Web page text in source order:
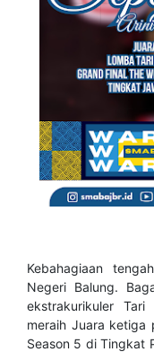
Kebahagiaan
Negeri Balung.
ekstrakurikuler Tari
meraih Juara ketiga
Season 5 di Tingkat